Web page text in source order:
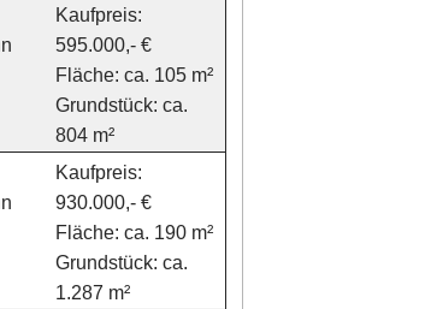
Kaufpreis:
595.000,- €
Fläche: ca. 105 m²
Grundstück: ca.
804 m²
Kaufpreis:
930.000,- €
Fläche: ca. 190 m²
Grundstück: ca.
1.287 m²